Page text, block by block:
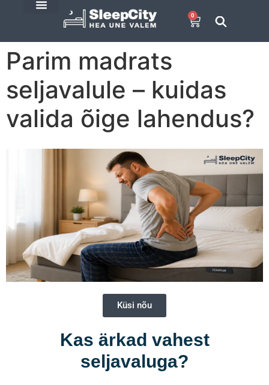
0
Parim madrats
seljavalule – kuidas
valida õige lahendus?
Küsi nõu
Kas ärkad vahest
seljavaluga?